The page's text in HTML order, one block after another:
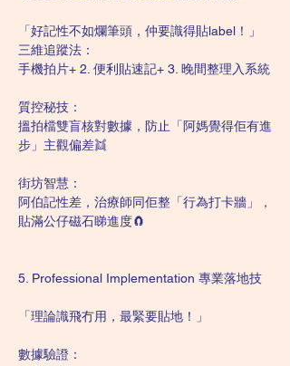
「好記性不如爛筆頭，仲要識得貼label！」
三維追蹤法：
手機拍片+ 2. 便利貼速記+ 3. 晚間整理入系統
質控秘技：
搵拍檔雙盲核對數據，防止「阿媽覺得佢有進
步」主觀偏差👯
街坊智慧：
阿伯記性差，治療師同佢整「行為打卡牆」，
貼滿公仔磁石睇進度🧲
5. Professional Implementation 專業落地技
「理論識飛冇用，最緊要貼地！」
數據驗證：